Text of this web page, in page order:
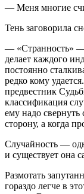
— Меня многие
Тень заговорила
— «Странность» —
делает каждого
постоянно
редко кому
предвестник
классификация
ему надо
сторону, а когда
Случайность —
и существует она
Размотать
гораздо легче в